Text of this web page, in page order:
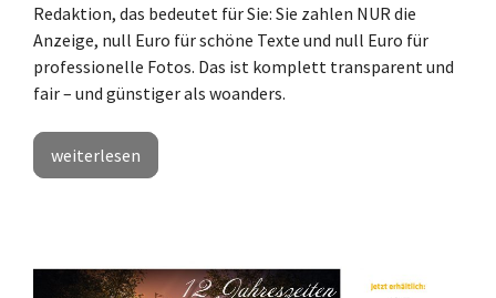
Redaktion, das bedeutet für Sie: Sie zahlen NUR die
Anzeige, null Euro für schöne Texte und null Euro für
professionelle Fotos. Das ist komplett transparent und
fair – und günstiger als woanders.
weiterlesen